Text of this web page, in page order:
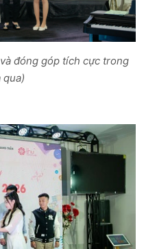
đóng góp tích cực trong
qua)